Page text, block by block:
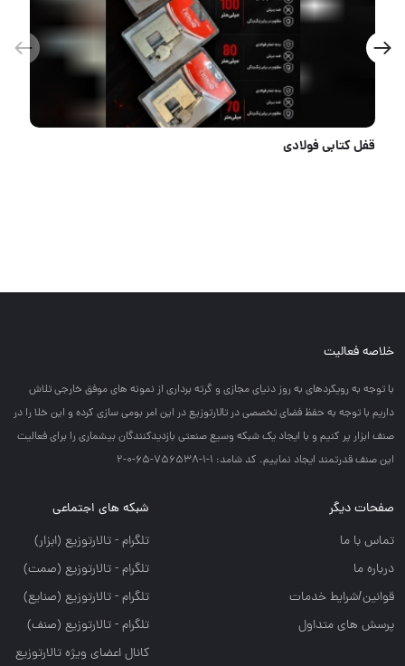
قفل حیاطی میلاک کلید ساده
خلاصه فعالیت
با توجه به رويكردهاي به روز دنياي مجازي و گرته برداري از نمونه هاي موفق خارجي تلاش
داريم با توجه به حفظ فضاي تخصصي در تالارتوزيع در اين امر بومي سازي كرده و اين خلا را در
صنف ابزار پر كنيم و با ايجاد يك شبكه وسيع صنعتي بازديدكنندگان بيشماري را براي فعاليت
اين صنف قدرتمند ايجاد نماييم. کد شامد: 1-1-756538-65-0-2
صفحات دیگر
تماس با ما
درباره ما
قوانین/شرایط خدمات
پرسش های متداول
شبکه های اجتماعی
تلگرام - تالارتوزيع (ابزار)
تلگرام - تالارتوزيع (صمت)
تلگرام - تالارتوزيع (صنايع)
تلگرام - تالارتوزیع (صنف)
کانال اعضای ویژه تالارتوزیع